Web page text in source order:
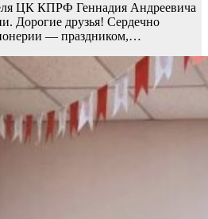
ЦК КПРФ Геннадия Андреевича
Дорогие друзья! Сердечно
— праздником,…